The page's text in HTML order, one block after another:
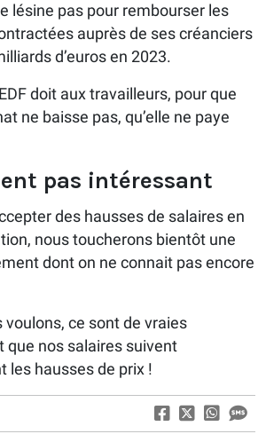
lésine pas pour rembourser les
auprès de ses créanciers
d’euros en 2023.
doit aux travailleurs, pour que
ne baisse pas, qu’elle ne paye
pas intéressant
des hausses de salaires en
nous toucherons bientôt une
dont on ne connait pas encore
voulons, ce sont de vraies
que nos salaires suivent
les hausses de prix !